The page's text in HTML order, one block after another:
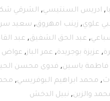
, ادريس السنتيسي, الشرقي
علوي, زينب امهروق, سعيد
, عبد الحق الشفيق, عبد
, عزيزة بوجريدة, عمر الباز, عواض
فاطمة ياسين, فدوى محسن
, محمد ابراهيم البوفريسي,
والزين, نبيل الدخش